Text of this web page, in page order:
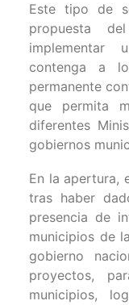
Este tipo de
propuesta
contenga a
permanente
que permita
diferentes
gobiernos
En la apertura,
tras haber
presencia de
municipios de
gobierno
proyectos,
municipios,